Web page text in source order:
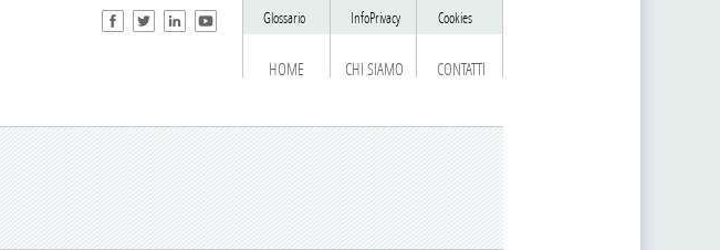
HOME CHI SIAMO CONTATTI
Glossario InfoPrivacy Cookies